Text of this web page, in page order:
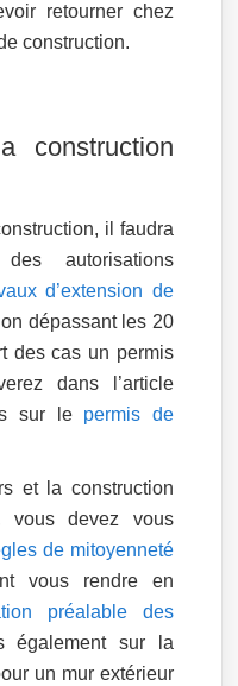
retourner chez
construction.
construction
il faudra
autorisations
d’extension de
dépassant les 20
des cas un permis
dans l’article
sur le permis de
et la construction
vous devez vous
de mitoyenneté
vous rendre en
préalable des
également sur la
un mur extérieur